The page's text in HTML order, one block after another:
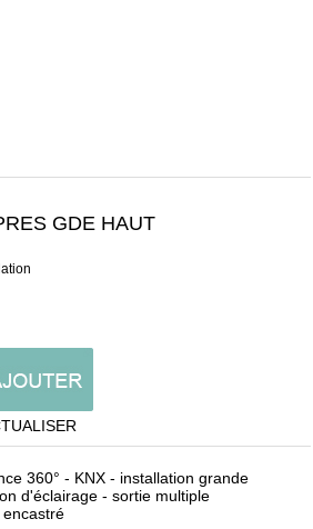
GDE HAUT
360° - KNX - installation grande
d'éclairage - sortie multiple